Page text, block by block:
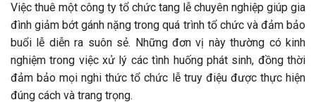
Việc thuê một công ty tổ chức tang lễ chuyên nghiệp giúp gia
đình giảm bớt gánh nặng trong quá trình tổ chức và đảm bảo
buổi lễ diễn ra suôn sẻ. Những đơn vị này thường có kinh
nghiệm trong việc xử lý các tình huống phát sinh, đồng thời
đảm bảo mọi nghi thức tổ chức lễ truy điệu được thực hiện
đúng cách và trang trọng.